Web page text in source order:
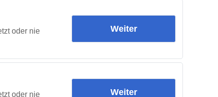
oder nie Weiter
oder nie Weiter